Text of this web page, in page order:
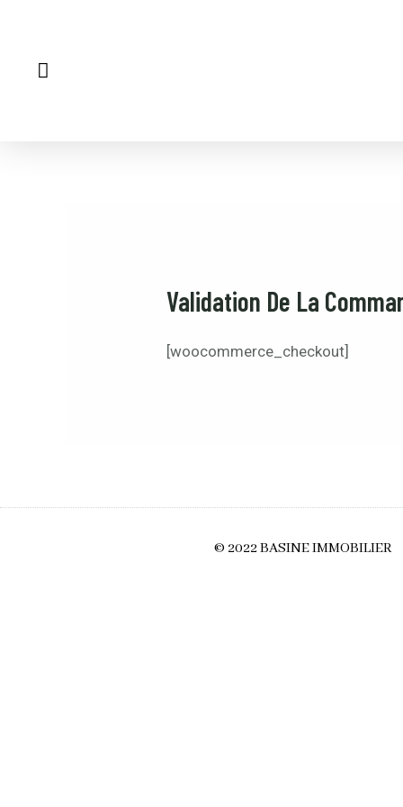
Validation De La
[woocommerce_checkout]
© 2022 BASINE IMMOBILIER